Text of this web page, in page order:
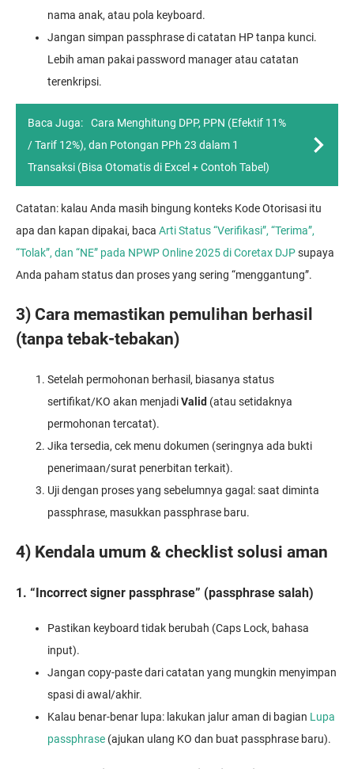
nama anak, atau pola keyboard.
Jangan simpan passphrase di catatan HP tanpa kunci.
Lebih aman pakai password manager atau catatan
terenkripsi.
Baca Juga:
Cara Menghitung DPP, PPN (Efektif 11%
/ Tarif 12%), dan Potongan PPh 23 dalam 1
Transaksi (Bisa Otomatis di Excel + Contoh Tabel)
Catatan: kalau Anda masih bingung konteks Kode Otorisasi itu
apa dan kapan dipakai, baca Arti Status “Verifikasi”, “Terima”,
“Tolak”, dan “NE” pada NPWP Online 2025 di Coretax DJPsupaya
Anda paham status dan proses yang sering “menggantung”.
3) Cara memastikan pemulihan berhasil
(tanpa tebak-tebakan)
Setelah permohonan berhasil, biasanya status
sertifikat/KO akan menjadiValid (atau setidaknya
permohonan tercatat).
Jika tersedia, cek menu dokumen (seringnya ada bukti
penerimaan/surat penerbitan terkait).
Uji dengan proses yang sebelumnya gagal: saat diminta
passphrase, masukkan passphrase baru.
4) Kendala umum & checklist solusi aman
1. “Incorrect signer passphrase” (passphrase salah)
Pastikan keyboard tidak berubah (Caps Lock, bahasa
input).
Jangan copy-paste dari catatan yang mungkin menyimpan
spasi di awal/akhir.
Kalau benar-benar lupa: lakukan jalur aman di bagian Lupa
passphrase (ajukan ulang KO dan buat passphrase baru).